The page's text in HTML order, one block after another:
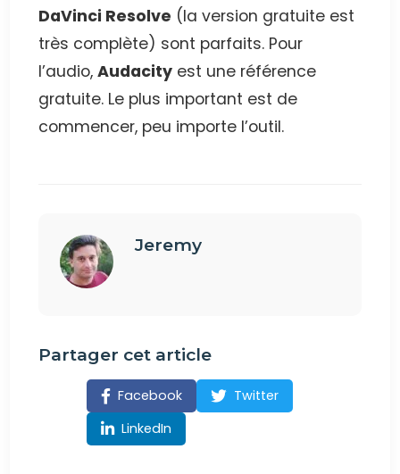
DaVinci Resolve (la version gratuite est
très complète) sont parfaits. Pour
l’audio,Audacity est une référence
gratuite. Le plus important est de
commencer, peu importe l’outil.
Jeremy
Partager cet article
Facebook
Twitter
LinkedIn